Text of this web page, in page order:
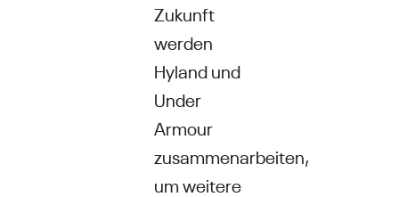
Zukunft
werden
Hyland und
Under
Armour
zusammenarbeiten,
um weitere